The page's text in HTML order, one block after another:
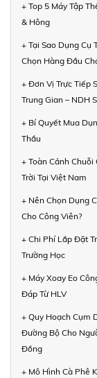
+ Top 5 Máy Tập
& Hông
+ Tại Sao Dụng Cụ
Chọn Hàng Đầu
+ Đơn Vị Trực Tiếp
Trung Gian – NDH
+ Bí Quyết Mua
Thầu
+ Toàn Cảnh
Trời Tại Việt Nam
+ Nên Chọn Dụng
Cho Công Viên?
+ Chi Phí Lắp Đặt
Trường Học
+ Máy Xoay Eo
Đáp Từ HLV
+ Quy Hoạch Cụm
Đường Bộ Cho
Đồng
+ Mô Hình Cà Phê